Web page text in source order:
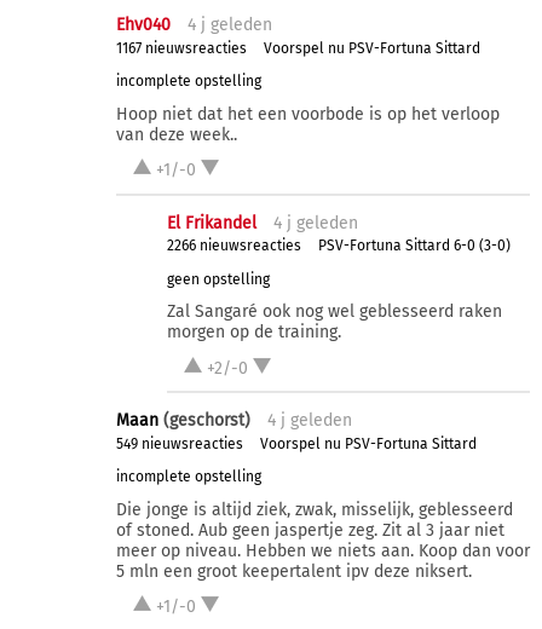
Ehv040 4 j geleden
1167 nieuwsreacties
Voorspel nu PSV-Fortuna Sittard
incomplete opstelling
Hoop niet dat het een voorbode is op het verloop
van deze week..
+1/-0
El Frikandel 4 j geleden
2266 nieuwsreacties
PSV-Fortuna Sittard 6-0 (3-0)
geen opstelling
Zal Sangaré ook nog wel geblesseerd raken
morgen op de training.
+2/-0
Maan(geschorst) 4 j geleden
549 nieuwsreacties
Voorspel nu PSV-Fortuna Sittard
incomplete opstelling
Die jonge is altijd ziek, zwak, misselijk, geblesseerd
of stoned. Aub geen jaspertje zeg. Zit al 3 jaar niet
meer op niveau. Hebben we niets aan. Koop dan voor
5 mln een groot keepertalent ipv deze niksert.
+1/-0